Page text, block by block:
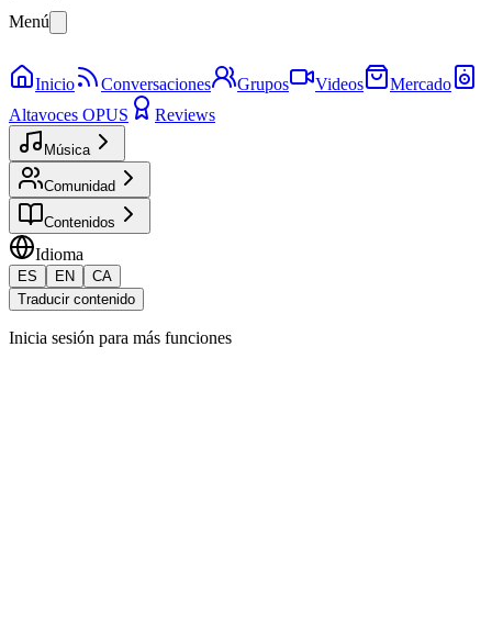
Menú
Inicio Conversaciones Grupos Videos
Mercado
Altavoces OPUS
Reviews
Música
Comunidad
Contenidos
Idioma
ES EN
CA
Traducir contenido
Inicia sesión para más funciones